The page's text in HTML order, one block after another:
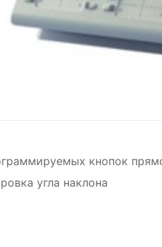
кнопок
угла наклона